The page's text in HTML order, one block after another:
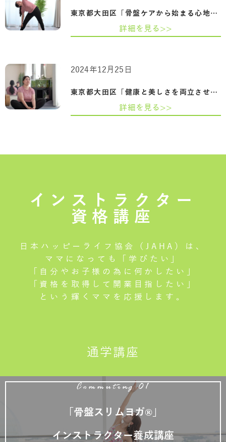
東京都大田区「骨盤ケアから始まる心地よ…
詳細を見る>>
東京都大田区「健康と美しさを両立させる…
2024年12月25日
詳細を見る>>
インストラクター
資格講座
日本ハッピーライフ協会（JAHA）は、
ママになっても「学びたい」
「自分やお子様の為に何かしたい」
「資格を取得して開業目指したい」
という輝くママを応援します。
通学講座
Commuting 01
「骨盤スリムヨガ®」
インストラクター養成講座